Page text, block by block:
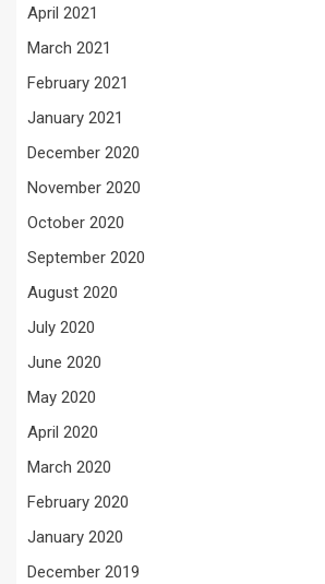
April 2021
March 2021
February 2021
January 2021
December 2020
November 2020
October 2020
September 2020
August 2020
July 2020
June 2020
May 2020
April 2020
March 2020
February 2020
January 2020
December 2019